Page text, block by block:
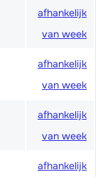
afhankelijk
van week
afhankelijk
van week
afhankelijk
van week
afhankelijk